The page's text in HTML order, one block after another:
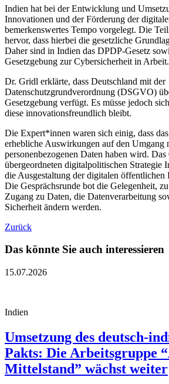
Indien hat bei der Entwicklung und
Innovationen und der Förderung der
bemerkenswertes Tempo vorgelegt. Die
hervor, dass hierbei die gesetzliche
Daher sind in Indien das DPDP-Gesetz
Gesetzgebung zur Cybersicherheit in Arbeit.
Dr. Gridl erklärte, dass Deutschland mit der
Datenschutzgrundverordnung (DSGVO)
Gesetzgebung verfügt. Es müsse jedoch
diese innovationsfreundlich bleibt.
Die Expert*innen waren sich einig, dass
erhebliche Auswirkungen auf den Umgang
personenbezogenen Daten haben wird.
übergeordneten digitalpolitischen Strategie
die Ausgestaltung der digitalen öffentlichen
Die Gesprächsrunde bot die Gelegenheit,
Zugang zu Daten, die Datenverarbeitung
Sicherheit ändern werden.
Zurück
Das könnte Sie auch interessieren
15.07.2026
Indien
Umsetzung des deutsch-
Pakts: Die Arbeitsgruppe
Mittelstand” wächst weiter